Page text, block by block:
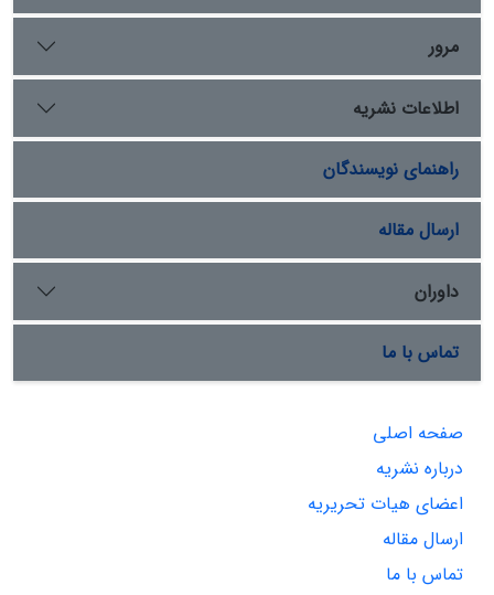
مرور
اطلاعات نشریه
راهنمای نویسندگان
ارسال مقاله
داوران
تماس با ما
صفحه اصلی
درباره نشریه
اعضای هیات تحریریه
ارسال مقاله
تماس با ما